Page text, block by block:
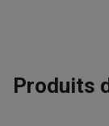
Produits